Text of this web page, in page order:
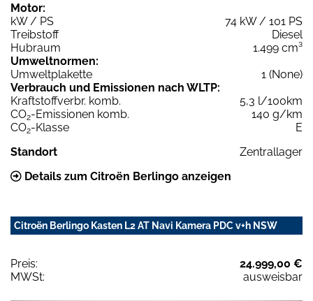
Motor:
kW / PS
74 kW / 101 PS
Treibstoff
Diesel
Hubraum
1.499 cm³
Umweltnormen:
Umweltplakette
1 (None)
Verbrauch und Emissionen nach WLTP:
Kraftstoffverbr. komb.
5,3 l/100km
CO2-Emissionen komb.
140 g/km
CO2-Klasse
E
Standort
Zentrallager
Details zum Citroën Berlingo anzeigen
Citroën Berlingo Kasten L2 AT Navi Kamera PDC v+h NSW
Preis:
24.999,00 €
MWSt:
ausweisbar